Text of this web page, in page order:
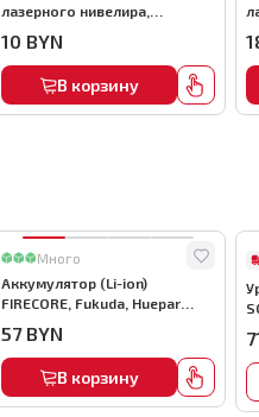
лазерного нивелира,
10 BYN
В корзину
Много
Аккумулятор (Li-ion)
FIRECORE, Fukuda, Huepar
57 BYN
В корзину